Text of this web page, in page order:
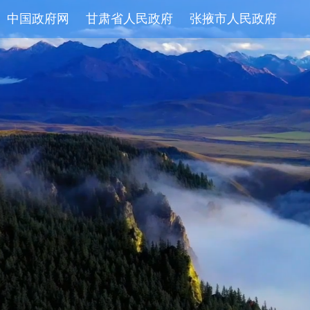
中国政府网 甘肃省人民政府 张掖市人民政府